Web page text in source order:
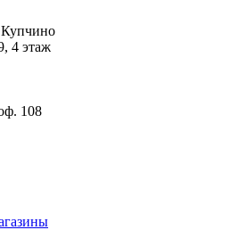
4 этаж
108